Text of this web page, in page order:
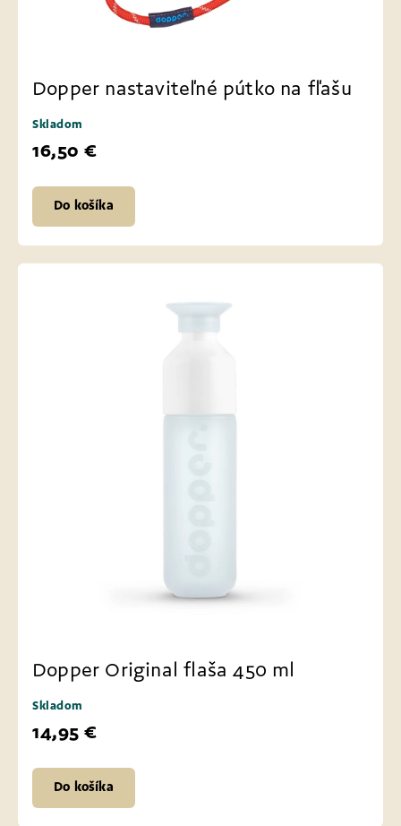
Dopper nastaviteľné pútko na fľašu
Skladom
16,50 €
Do košíka
Dopper Original flaša 450 ml
Skladom
14,95 €
Do košíka